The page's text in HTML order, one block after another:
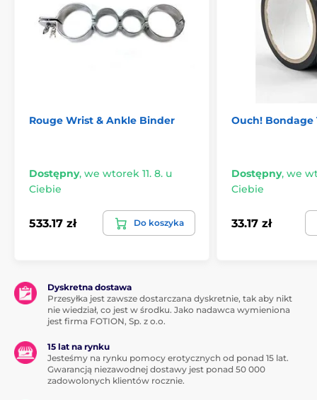
Rouge Wrist & Ankle Binder
Dostępny, we wtorek 11. 8. u
Ciebie
533.17 zł Do koszyka
Ouch! Bondage
Dostępny, we
Ciebie
33.17 zł
Dyskretna dostawa
Przesyłka jest zawsze dostarczana dyskretnie, tak aby nikt
nie wiedział, co jest w środku. Jako nadawca wymieniona
jest firma FOTION, Sp. z o.o.
15 lat na rynku
Jesteśmy na rynku pomocy erotycznych od ponad 15 lat.
Gwarancją niezawodnej dostawy jest ponad 50 000
zadowolonych klientów rocznie.